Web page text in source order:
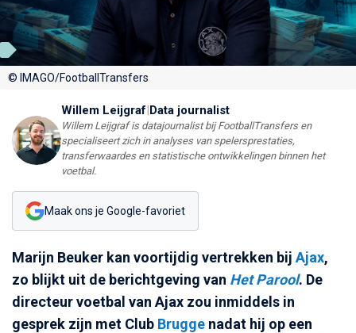
© IMAGO/FootballTransfers
Willem Leijgraf|Data journalist
Willem Leijgraf is datajournalist bij FootballTransfers en
specialiseert zich in analyses van spelersprestaties,
transferwaardes en statistische ontwikkelingen binnen het
voetbal.
Maak ons je Google-favoriet
Marijn Beuker kan voortijdig vertrekken bij Ajax,
zo blijkt uit de berichtgeving van Het Parool. De
directeur voetbal van Ajax zou inmiddels in
gesprek zijn met Club Brugge nadat hij op een